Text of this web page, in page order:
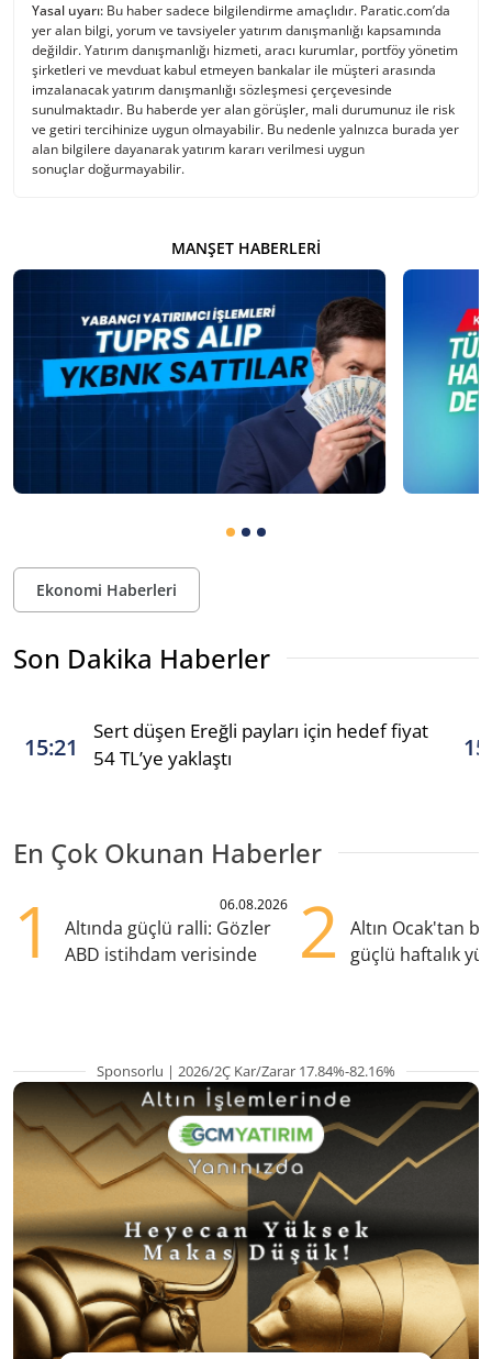
Yasal uyarı: Bu haber sadece bilgilendirme amaçlıdır. Paratic.com’da
yer alan bilgi, yorum ve tavsiyeler yatırım danışmanlığı kapsamında
değildir. Yatırım danışmanlığı hizmeti, aracı kurumlar, portföy yönetim
şirketleri ve mevduat kabul etmeyen bankalar ile müşteri arasında
imzalanacak yatırım danışmanlığı sözleşmesi çerçevesinde
sunulmaktadır. Bu haberde yer alan görüşler, mali durumunuz ile risk
ve getiri tercihinize uygun olmayabilir. Bu nedenle yalnızca burada yer
alan bilgilere dayanarak yatırım kararı verilmesi uygun
sonuçlar doğurmayabilir.
MANŞET HABERLERI
Ekonomi Haberleri
Son Dakika Haberler
15:21
Sert düşen Ereğli payları için hedef fiyat
54 TL’ye yaklaştı
En Çok Okunan Haberler
1 06.08.2026
Altında güçlü ralli: Gözler
ABD istihdam verisinde
2
Altın Ocak'tan
güçlü haftalık
Sponsorlu | 2026/2Ç Kar/Zarar 17.84%-82.16%